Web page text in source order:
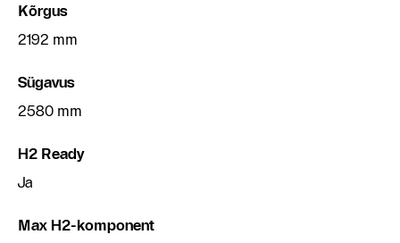
Kõrgus
2192 mm
Sügavus
2580 mm
H2 Ready
Ja
Max H2-komponent